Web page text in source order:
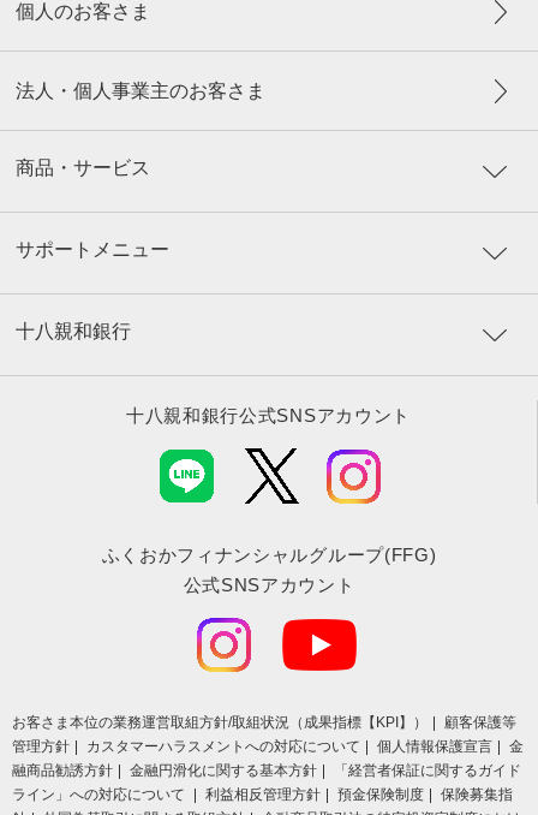
個人のお客さま
法人・個人事業主のお客さま
商品・サービス
サポートメニュー
十八親和銀行
十八親和銀行公式SNSアカウント
ふくおかフィナンシャルグループ(FFG)
公式SNSアカウント
お客さま本位の業務運営取組⽅針/取組状況（成果指標【KPI】）
顧客保護等
管理方針
カスタマーハラスメントへの対応について 個人情報保護宣言
金
融商品勧誘方針
金融円滑化に関する基本方針
「経営者保証に関するガイド
ライン」への対応について
利益相反管理方針 預金保険制度
保険募集指